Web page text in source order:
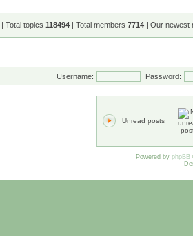
| Total topics 118494 | Total members 7714 | Our newest
Username: Password:
Unread posts
Powered by phpBB